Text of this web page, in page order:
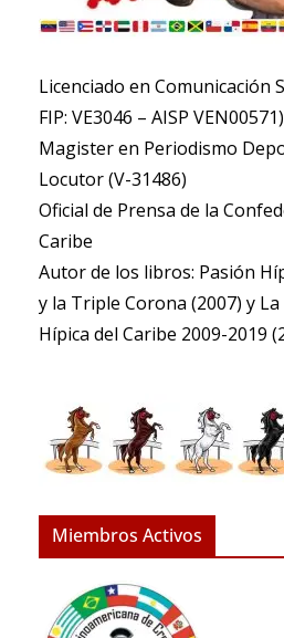
Licenciado en Comunicación
FIP: VE3046 – AISP VEN00571)
​Magister en Periodismo
​Locutor (V-31486)
​Oficial de Prensa de la
Caribe
​Autor de los libros: Pasión
y la Triple Corona (2007) y
Hípica del Caribe 2009-2019
Miembros Activos